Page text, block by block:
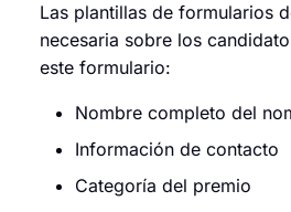
Las plantillas de formularios
necesaria sobre los
este formulario:
Nombre completo del
Información de contacto
Categoría del premio